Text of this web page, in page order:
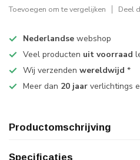
Toevoegen om te vergelijken Deel
Nederlandse webshop
Veel producten uit voorraad
Wij verzenden wereldwijd *
Meer dan 20 jaar verlichtings
Productomschrijving
Specificaties